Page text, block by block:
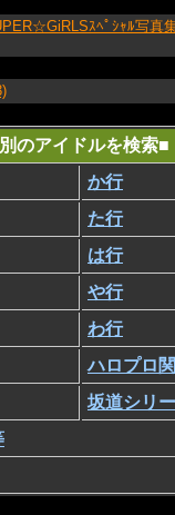
ｽﾍﾟｼｬﾙ写真
のアイドルを検索■
か行
た行
は行
や行
わ行
ハロプロ
坂道シリ